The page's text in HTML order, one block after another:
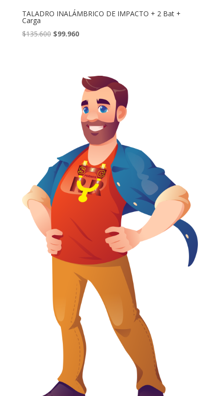
TALADRO INALÁMBRICO DE IMPACTO + 2 Bat +
Carga
$135.600 El
$135.600.
$99.960El
$99.960.